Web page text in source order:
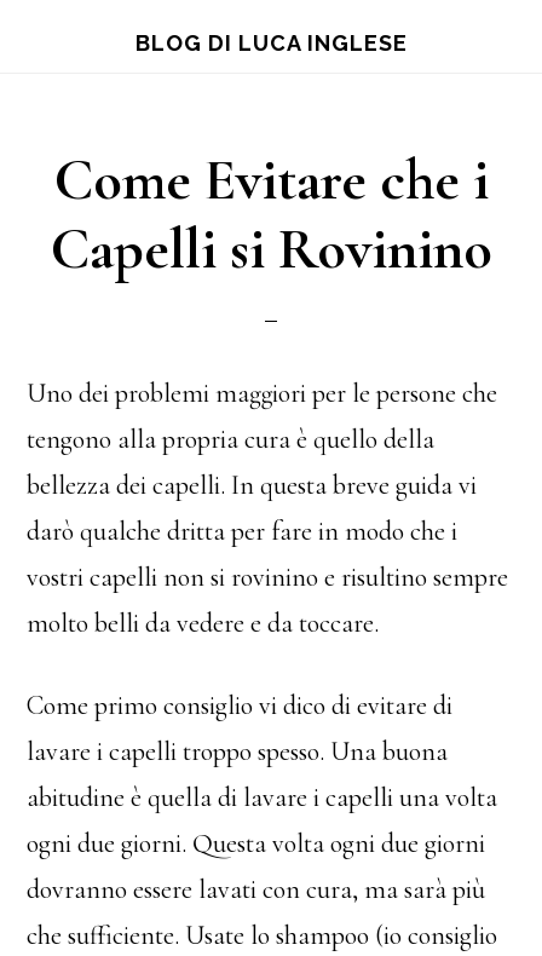
content
sidebar
BLOG DI LUCA INGLESE
Come Evitare che i
Capelli si Rovinino
Uno dei problemi maggiori per le persone che
tengono alla propria cura è quello della
bellezza dei capelli. In questa breve guida vi
darò qualche dritta per fare in modo che i
vostri capelli non si rovinino e risultino sempre
molto belli da vedere e da toccare.
Come primo consiglio vi dico di evitare di
lavare i capelli troppo spesso. Una buona
abitudine è quella di lavare i capelli una volta
ogni due giorni. Questa volta ogni due giorni
dovranno essere lavati con cura, ma sarà più
che sufficiente. Usate lo shampoo (io consiglio